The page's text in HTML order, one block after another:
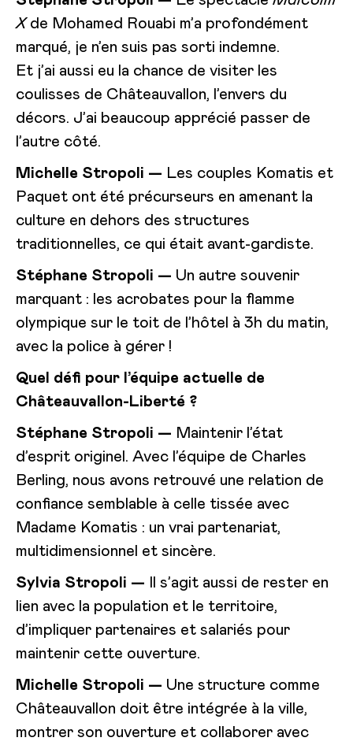
Xde Mohamed Rouabi m’a profondément
marqué, je n’en suis pas sorti indemne.
Et j’ai aussi eu la chance de visiter les
coulisses de Châteauvallon, l’envers du
décors. J’ai beaucoup apprécié passer de
l’autre côté.
Michelle Stropoli — Les couples Komatis et
Paquet ont été précurseurs en amenant la
culture en dehors des structures
traditionnelles, ce qui était avant-gardiste.
Stéphane Stropoli — Un autre souvenir
marquant : les acrobates pour la flamme
olympique sur le toit de l’hôtel à 3h du matin,
avec la police à gérer !
Quel défi pour l’équipe actuelle de
Châteauvallon-Liberté ?
Stéphane Stropoli — Maintenir l’état
d’esprit originel. Avec l’équipe de Charles
Berling, nous avons retrouvé une relation de
confiance semblable à celle tissée avec
Madame Komatis : un vrai partenariat,
multidimensionnel et sincère.
Sylvia Stropoli —
Il s’agit aussi de rester en
lien avec la population et le territoire,
d’impliquer partenaires et salariés pour
maintenir cette ouverture.
Michelle Stropoli — Une structure comme
Châteauvallon doit être intégrée à la ville,
montrer son ouverture et collaborer avec